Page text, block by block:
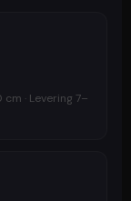
· Levering 7–